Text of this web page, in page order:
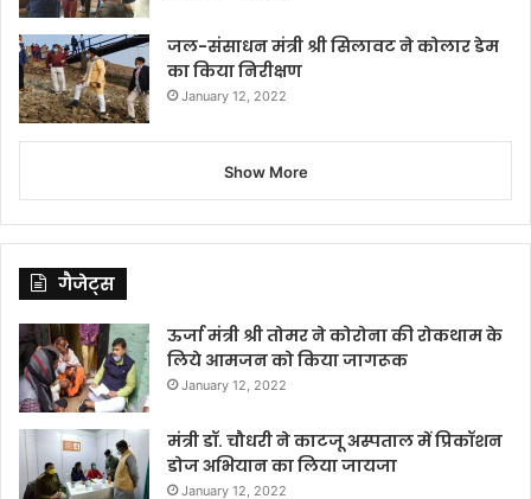
जल-संसाधन मंत्री श्री सिलावट ने कोलार डेम
का किया निरीक्षण
January 12, 2022
Show More
गैजेट्स
ऊर्जा मंत्री श्री तोमर ने कोरोना की रोकथाम के
लिये आमजन को किया जागरूक
January 12, 2022
मंत्री डॉ. चौधरी ने काटजू अस्पताल में प्रिकॉशन
डोज अभियान का लिया जायजा
January 12, 2022